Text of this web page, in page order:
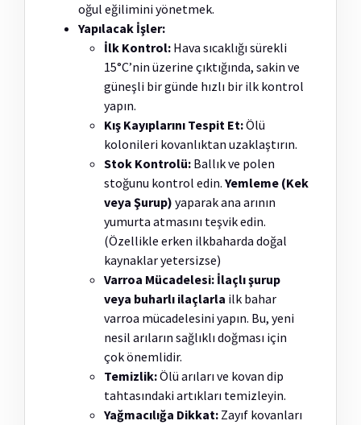
oğul eğilimini yönetmek.
Yapılacak İşler:
İlk Kontrol: Hava sıcaklığı sürekli
15°C’nin üzerine çıktığında, sakin ve
güneşli bir günde hızlı bir ilk kontrol
yapın.
Kış Kayıplarını Tespit Et:Ölü
kolonileri kovanlıktan uzaklaştırın.
Stok Kontrolü: Ballık ve polen
stoğunu kontrol edin. Yemleme (Kek
veya Şurup) yaparak ana arının
yumurta atmasını teşvik edin.
(Özellikle erken ilkbaharda doğal
kaynaklar yetersizse)
Varroa Mücadelesi: İlaçlı şurup
veya buharlı ilaçlarla ilk bahar
varroa mücadelesini yapın. Bu, yeni
nesil arıların sağlıklı doğması için
çok önemlidir.
Temizlik:Ölü arıları ve kovan dip
tahtasındaki artıkları temizleyin.
Yağmacılığa Dikkat: Zayıf kovanları